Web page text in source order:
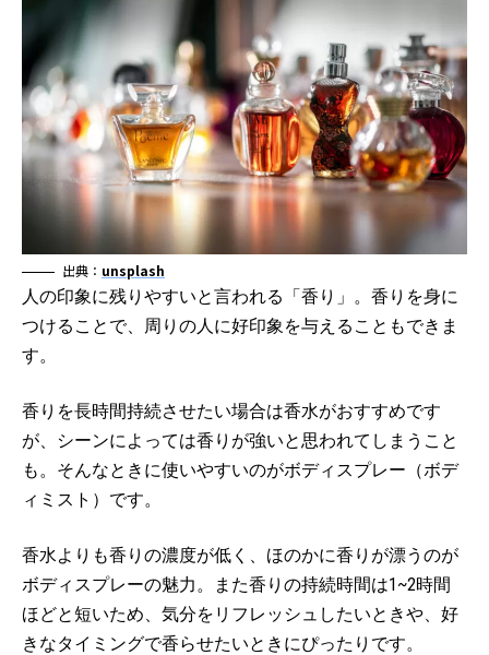
出典： unsplash
人の印象に残りやすいと言われる「香り」。香りを身に
つけることで、周りの人に好印象を与えることもできま
す。
香りを長時間持続させたい場合は香水がおすすめです
が、シーンによっては香りが強いと思われてしまうこと
も。そんなときに使いやすいのがボディスプレー（ボデ
ィミスト）です。
香水よりも香りの濃度が低く、ほのかに香りが漂うのが
ボディスプレーの魅力。また香りの持続時間は1~2時間
ほどと短いため、気分をリフレッシュしたいときや、好
きなタイミングで香らせたいときにぴったりです。